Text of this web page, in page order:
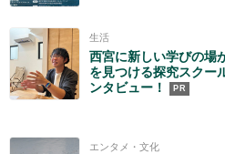
生活
西宮に新しい学びの場
を見つける探究スクー
ンタビュー！
PR
エンタメ・文化